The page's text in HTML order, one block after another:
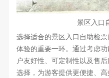
景区入口
选择适合的景区入口自助检
体验的重要一环。通过考虑
户友好性、可定制性以及售
选择，为游客提供更便捷、